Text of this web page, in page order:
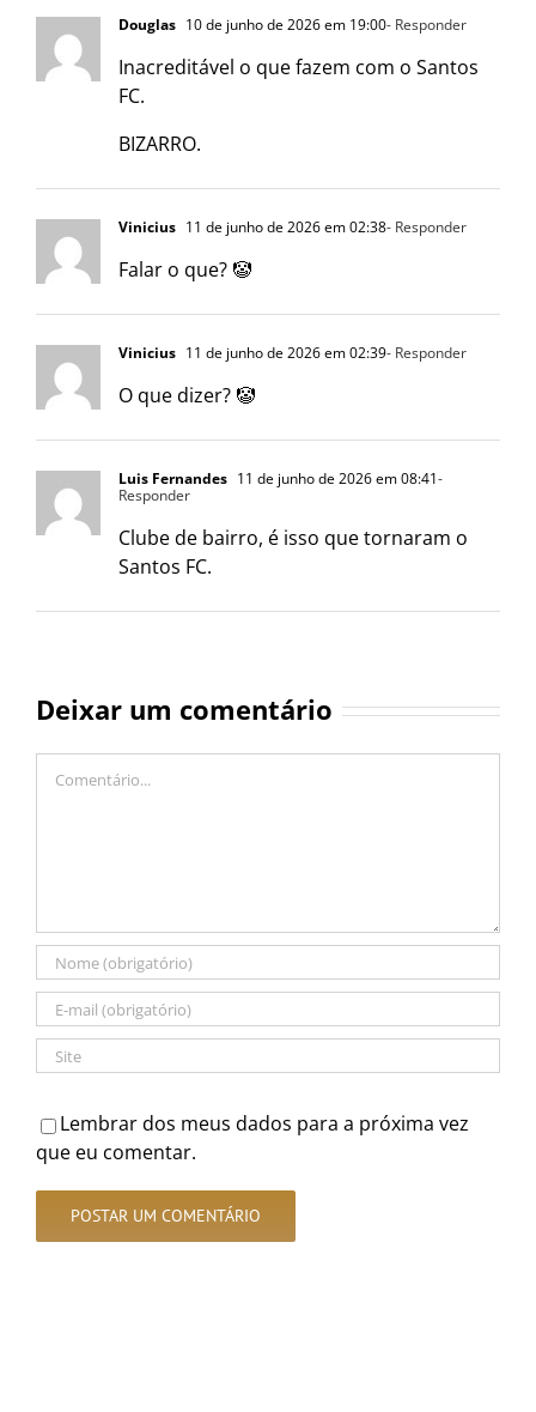
Douglas 10 de junho de 2026 em 19:00- Responder
Inacreditável o que fazem com o Santos
FC.
BIZARRO.
Vinicius 11 de junho de 2026 em 02:38- Responder
Falar o que? 🤡
Vinicius 11 de junho de 2026 em 02:39- Responder
O que dizer? 🤡
Luis Fernandes 11 de junho de 2026 em 08:41-
Responder
Clube de bairro, é isso que tornaram o
Santos FC.
Deixar um comentário
Lembrar dos meus dados para a próxima vez
que eu comentar.